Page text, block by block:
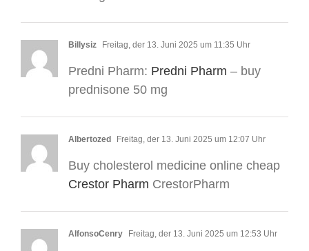
Billysiz Freitag, der 13. Juni 2025 um 11:35 Uhr
Predni Pharm: Predni Pharm – buy
prednisone 50 mg
Albertozed Freitag, der 13. Juni 2025 um 12:07 Uhr
Buy cholesterol medicine online cheap
Crestor Pharm CrestorPharm
AlfonsoCenry Freitag, der 13. Juni 2025 um 12:53 Uhr